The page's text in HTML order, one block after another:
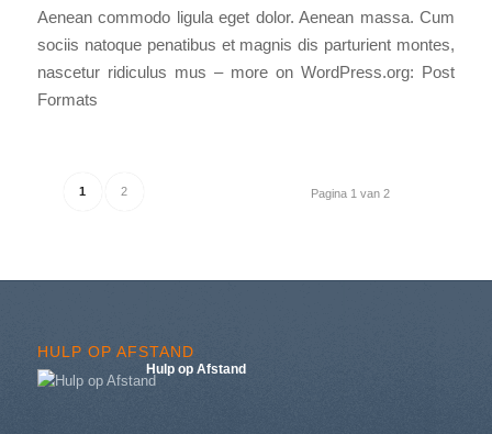
Aenean commodo ligula eget dolor. Aenean massa. Cum
sociis natoque penatibus et magnis dis parturient montes,
nascetur ridiculus mus – more on WordPress.org: Post
Formats
Pagina 1 van 2
1 2
HULP OP AFSTAND
Hulp op Afstand